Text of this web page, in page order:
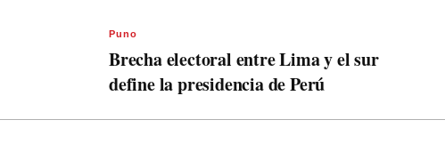
Puno
Brecha electoral entre Lima y el sur
define la presidencia de Perú